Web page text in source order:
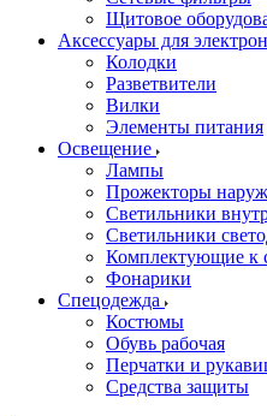
Щитовое
Аксессуары для
Колодки
Разветвители
Вилки
Элементы питания
Освещение
Лампы
Прожекторы
Светильники
Светильники
Комплектующие к
Фонарики
Спецодежда
Костюмы
Обувь рабочая
Перчатки и
Средства защиты